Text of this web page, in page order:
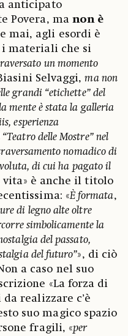
anticipato
Povera, ma non è
mai, agli esordi è
i materiali che si
un momento
Selvaggi,ma non
grandi “etichette” del
mente è stata la galleria
esperienza
delle Mostre” nel
nomadico di
di cui ha pagato il
vita» è anche il titolo
«È formata,
di legno alte oltre
simbolicamente la
del passato,
del futuro”», di ciò
a caso nel suo
«La forza di
da realizzare c’è
suo magico spazio
fragili, «per